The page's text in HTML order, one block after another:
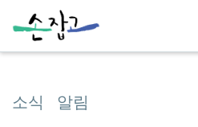
소식 알림